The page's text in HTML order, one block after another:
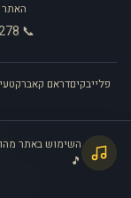
האתר
📞 03-6481278
פלייבקיםדראם קאבר
השימוש באתר
🎵